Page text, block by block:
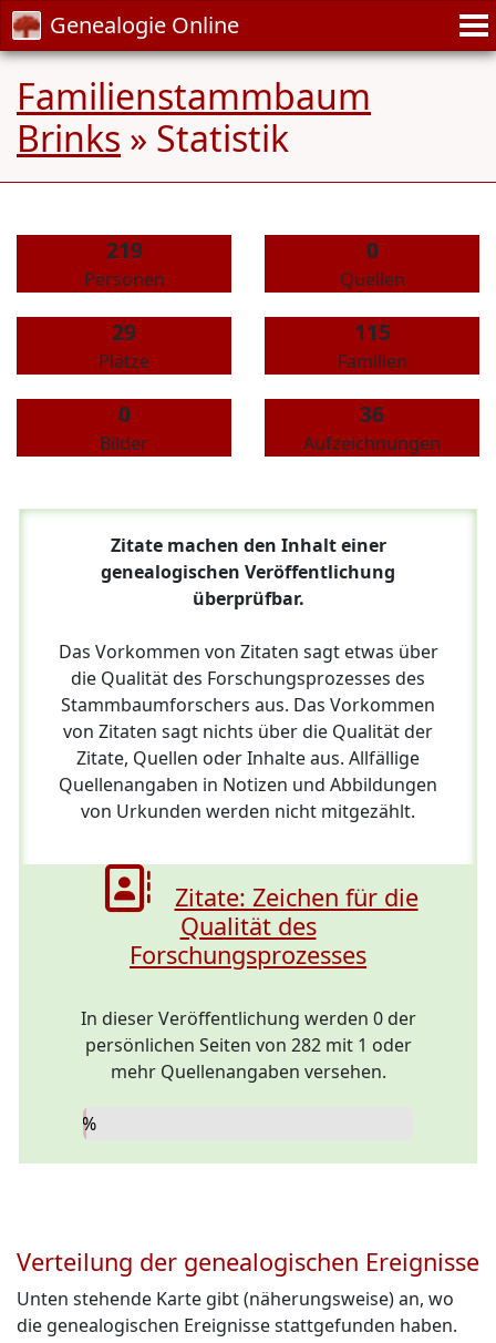
Genealogie Online
Familienstammbaum
Brinks » Statistik
219
Personen
0
Quellen
29
Plätze
115
Familien
0
Bilder
36
Aufzeichnungen
Zitate machen den Inhalt einer
genealogischen Veröffentlichung
überprüfbar.
Das Vorkommen von Zitaten sagt etwas über
die Qualität des Forschungsprozesses des
Stammbaumforschers aus. Das Vorkommen
von Zitaten sagt nichts über die Qualität der
Zitate, Quellen oder Inhalte aus. Allfällige
Quellenangaben in Notizen und Abbildungen
von Urkunden werden nicht mitgezählt.
Zitate: Zeichen für die
Qualität des
Forschungsprozesses
In dieser Veröffentlichung werden 0 der
persönlichen Seiten von 282 mit 1 oder
mehr Quellenangaben versehen.
0%
Verteilung der genealogischen Ereignisse
Unten stehende Karte gibt (näherungsweise) an, wo
die genealogischen Ereignisse stattgefunden haben.